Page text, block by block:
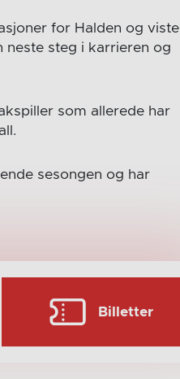
for Halden og viste
steg i karrieren og
som allerede har
sesongen og har
Billetter